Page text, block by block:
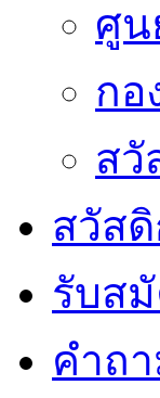
ศูน
กอ
สวั
สวัส
รับส
คำถ